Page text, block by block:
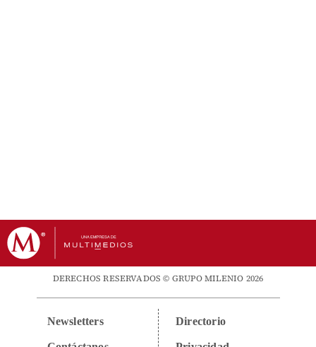
DERECHOS RESERVADOS © GRUPO MILENIO 2026
Newsletters Directorio